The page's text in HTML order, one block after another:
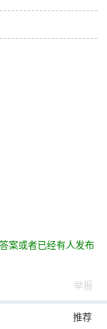
案或者已经有人发布
举报
推荐